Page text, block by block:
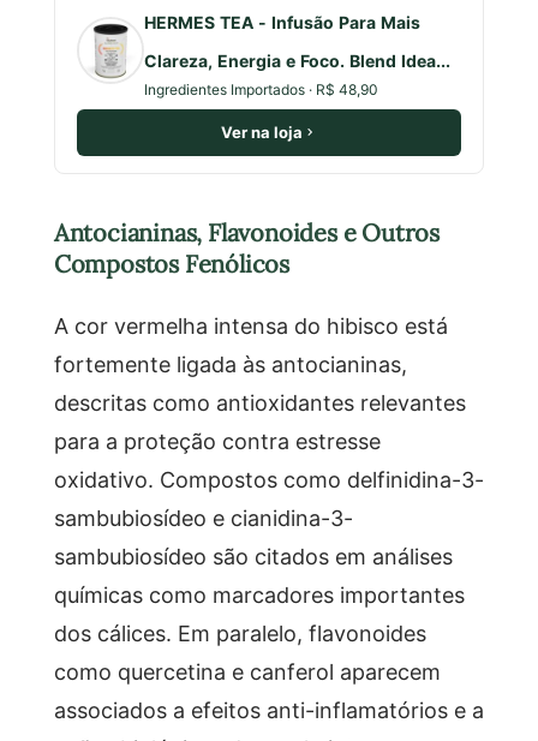
HERMES TEA - Infusão Para Mais
Clareza, Energia e Foco. Blend Idea...
Ingredientes Importados · R$ 48,90
Ver na loja
Antocianinas, Flavonoides e Outros
Compostos Fenólicos
A cor vermelha intensa do hibisco está
fortemente ligada às antocianinas,
descritas como antioxidantes relevantes
para a proteção contra estresse
oxidativo. Compostos como delfinidina-3-
sambubiosídeo e cianidina-3-
sambubiosídeo são citados em análises
químicas como marcadores importantes
dos cálices. Em paralelo, flavonoides
como quercetina e canferol aparecem
associados a efeitos anti-inflamatórios e a